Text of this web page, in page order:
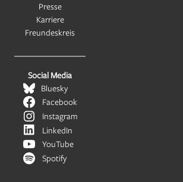
Presse
Karriere
Freundeskreis
Social Media
Bluesky
Facebook
Instagram
LinkedIn
YouTube
Spotify